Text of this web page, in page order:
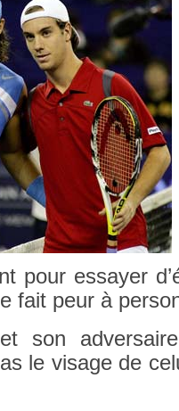
pour es­say­er
fait peur à
son
le visage de